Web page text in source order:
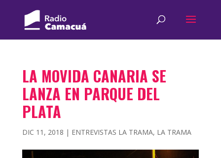
LA MOVIDA CANARIA SE
LANZA EN PARQUE DEL
PLATA
DIC 11, 2018 | ENTREVISTAS LA TRAMA, LA TRAMA